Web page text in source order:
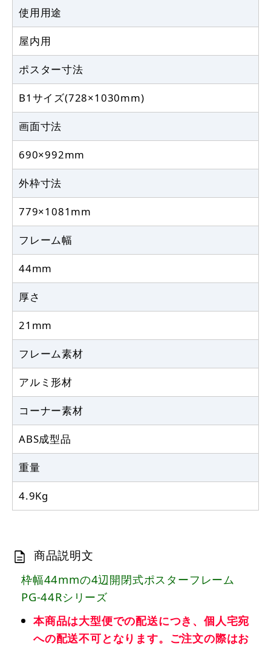
使用用途
屋内用
ポスター寸法
B1サイズ(728×1030mm)
画面寸法
690×992mm
外枠寸法
779×1081mm
フレーム幅
44mm
厚さ
21mm
フレーム素材
アルミ形材
コーナー素材
ABS成型品
重量
4.9Kg
商品説明文
枠幅44mmの4辺開閉式ポスターフレーム
PG-44Rシリーズ
本商品は大型便での配送につき、個人宅宛
への配送不可となります。ご注文の際はお